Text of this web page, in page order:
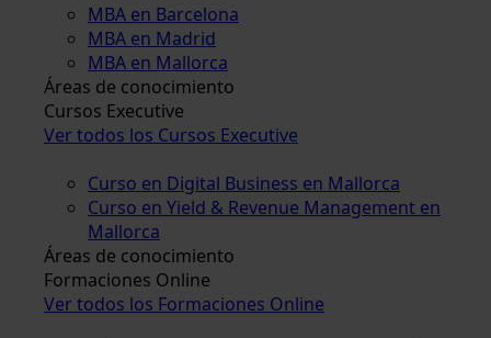
MBA en Barcelona
MBA en Madrid
MBA en Mallorca
Áreas de conocimiento
Cursos Executive
Ver todos los Cursos Executive
Curso en Digital Business en Mallorca
Curso en Yield & Revenue Management en
Mallorca
Áreas de conocimiento
Formaciones Online
Ver todos los Formaciones Online